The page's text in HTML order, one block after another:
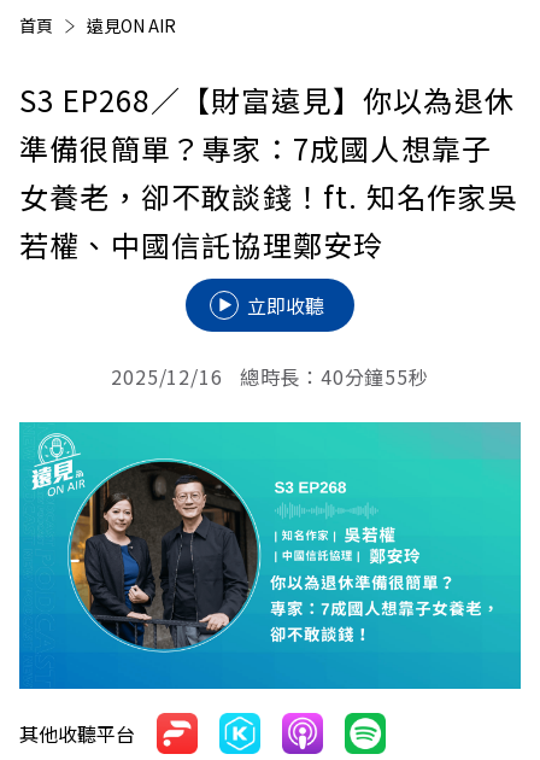
首頁 遠見ON AIR
S3 EP268／【財富遠見】你以為退休
準備很簡單？專家：7成國人想靠子
女養老，卻不敢談錢！ft. 知名作家吳
若權、中國信託協理鄭安玲
立即收聽
2025/12/16 總時長：40分鐘55秒
其他收聽平台